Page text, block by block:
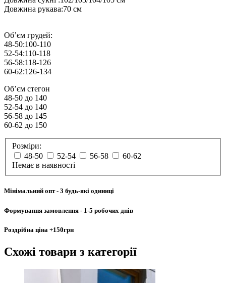
Довжина рукава:70 см
Обʼєм грудей:
48-50:100-110
52-54:110-118
56-58:118-126
60-62:126-134
Обʼєм стегон
48-50 до 140
52-54 до 140
56-58 до 145
60-62 до 150
Розміри:
48-50
52-54 56-58
60-62
Немає в наявності
Мінімальний опт- 3 будь-які одиниці
Формування замовлення - 1-5 робочих днів
Роздрібна ціна +150грн
Схожі товари з категорії